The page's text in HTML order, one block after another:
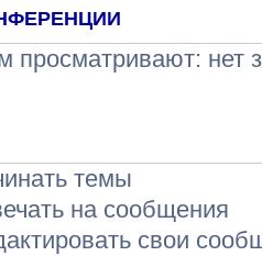
просматривают: нет
темы
на сообщения
свои